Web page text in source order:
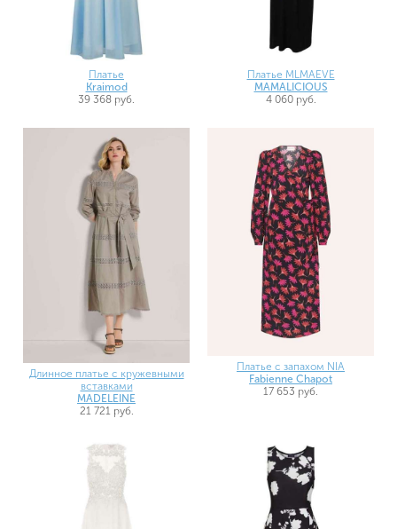
Платье
Kraimod
39 368 руб.
Платье MLMAEVE
MAMALICIOUS
4 060 руб.
Длинное платье с кружевными
вставками
MADELEINE
21 721 руб.
Платье с запахом NIA
Fabienne Chapot
17 653 руб.